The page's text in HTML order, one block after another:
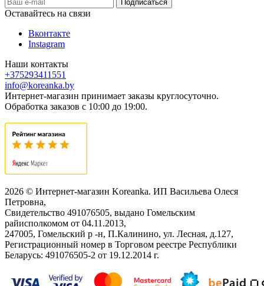
Оставайтесь на связи
Вконтакте
Instagram
Наши контакты
+375293411551
info@koreanka.by
Интернет-магазин принимает заказы круглосуточно.
Обработка заказов с 10:00 до 19:00.
2026 © Интернет-магазин Koreanka. ИП Васильева Олеся
Петровна,
Свидетельство ‎491076505, выдано Гомельским
райисполкомом от 04.11.2013,
247005, Гомельский р -н, П.Калинино, ул. Лесная, д.127,
Регистрационный номер в Торговом реестре Республики
Беларусь: ‎491076505-2 от 19.12.2014 г.